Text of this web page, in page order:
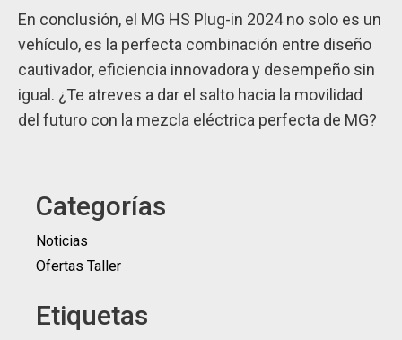
En conclusión, el MG HS Plug-in 2024 no solo es un
vehículo, es la perfecta combinación entre diseño
cautivador, eficiencia innovadora y desempeño sin
igual. ¿Te atreves a dar el salto hacia la movilidad
del futuro con la mezcla eléctrica perfecta de MG?
Categorías
Noticias
Ofertas Taller
Etiquetas